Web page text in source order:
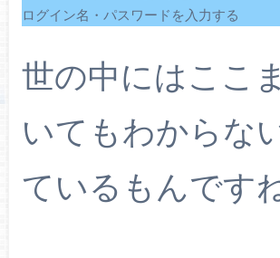
ログイン名・パスワードを入力する
世の中にはここ
いてもわからな
ているもんですね